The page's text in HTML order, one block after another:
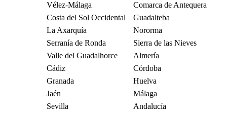
Vélez-Málaga
Comarca de Antequera
Costa del Sol Occidental
Guadalteba
La Axarquía
Nororma
Serranía de Ronda
Sierra de las Nieves
Valle del Guadalhorce
Almería
Cádiz
Córdoba
Granada
Huelva
Jaén
Málaga
Sevilla
Andalucía